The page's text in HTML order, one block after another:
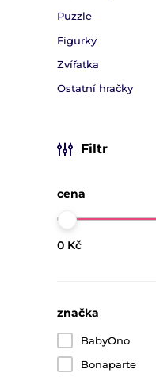
Puzzle
Figurky
Zvířatka
Ostatní hračky
Filtr
cena
0 Kč
značka
BabyOno
Bonaparte